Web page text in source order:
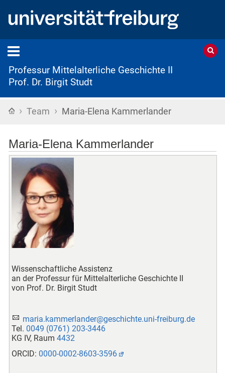
Professur Mittelalterliche Geschichte II
Prof. Dr. Birgit Studt
Startseite
› Team › Maria-Elena Kammerlander
Maria-Elena Kammerlander
Wissenschaftliche Assistenz
an der Professur für Mittelalterliche Geschichte II
von Prof. Dr. Birgit Studt
maria.kammerlander@geschichte.uni-freiburg.de
Tel. 0049 (0761) 203-3446
KG IV, Raum 4432
ORCID: 0000-0002-8603-3596